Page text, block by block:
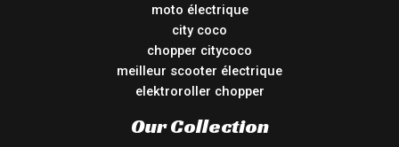
moto électrique
city coco
chopper citycoco
meilleur scooter électrique
elektroroller chopper
Our Collection